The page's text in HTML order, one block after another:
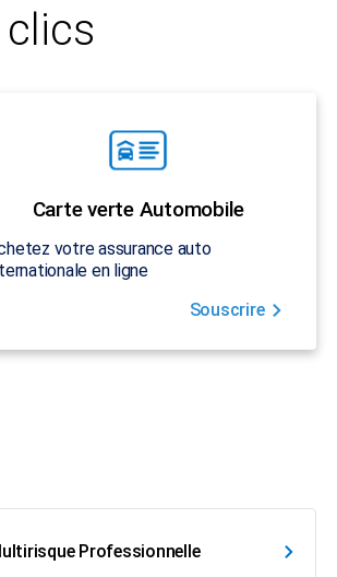
Carte verte Automobile
votre assurance auto
en ligne
Souscrire
Professionnelle